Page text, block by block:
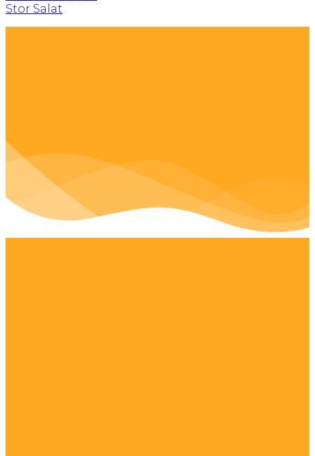
Stor Salat